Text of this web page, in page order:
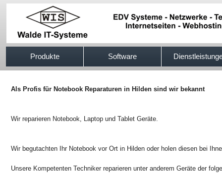
Produkte Software
Als Profis für Notebook Reparaturen in Hilden sind wir bekannt
Wir reparieren Notebook, Laptop und Tablet Geräte.
Wir begutachten Ihr Notebook vor Ort in Hilden oder holen diesen bei
Unsere Kompetenten Techniker reparieren unter anderem Geräte der